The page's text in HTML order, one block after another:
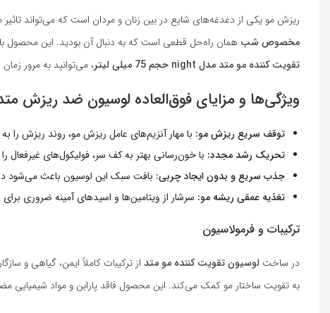
ریزش مو یکی از دغدغه‌های شایع در بین زنان و مردان است که می‌تواند
مخصوص شب همان راه‌حل قطعی است که به دنبال آن بودید. این محصول با
تقویت کننده مو متد مدل night حجم 75 میلی لیتر
، می‌توانید به مرور
ویژگی‌ها و مزایای فوق‌العاده لوسیون ضد ریزش
توقف سریع ریزش مو: با مهار آنزیم‌های عامل ریزش مو، روند ریزش
تحریک رشد مجدد: با خون‌رسانی بهتر به کف سر، فولیکول‌های غیرفعال
جذب سریع و بدون ایجاد چربی: بافت سبک این لوسیون باعث می‌شود
تغذیه عمقی ریشه مو: سرشار از ویتامین‌ها و اسیدهای آمینه ضروری
ترکیبات و فرمولاسیون
در ساخت لوسیون تقویت کننده مو متد
به تقویت ساختار مو کمک می‌کند. این محصول فاقد پارابن و مواد شیمیایی